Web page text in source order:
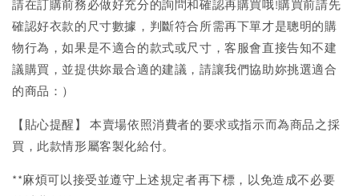
請在訂購前務必做好充分的詢問和確認再購買哦!購買前請先
確認好衣款的尺寸數據，判斷符合所需再下單才是聰明的購
物行為，如果是不適合的款式或尺寸，客服會直接告知不建
議購買，並提供妳最合適的建議，請讓我們協助妳挑選適合
的商品：）
【貼心提醒】 本賣場依照消費者的要求或指示而為商品之採
買，此款情形屬客製化給付。
**麻煩可以接受並遵守上述規定者再下標，以免造成不必要